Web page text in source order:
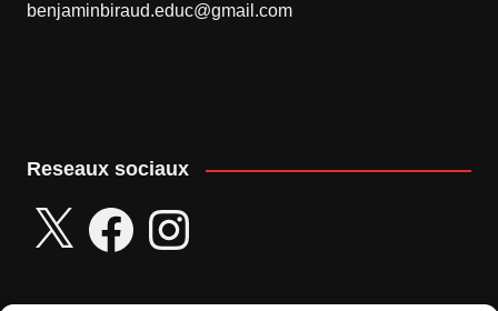
benjaminbiraud.educ@gmail.com
Reseaux sociaux
X FacebookInstagram